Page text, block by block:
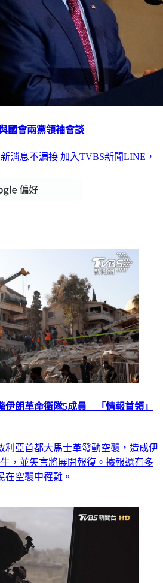
國會兩黨領袖會談
消息不漏接 加入TVBS新聞LINE，
伊朗革命衛隊5成員 「情報首領」
利亞首都大馬士革發動空襲，造成伊
，並矢言將展開報復。據報還有多
在空襲中罹難。